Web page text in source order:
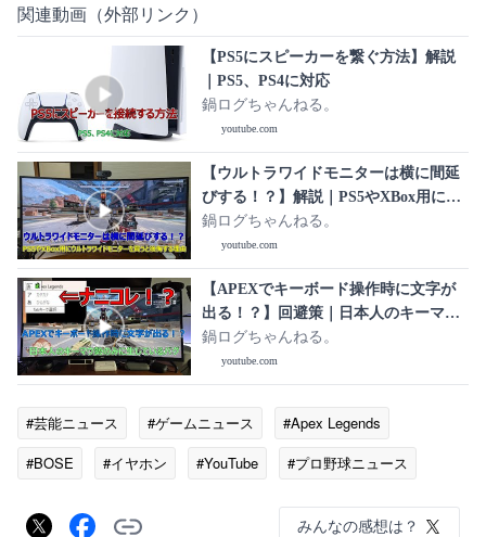
関連動画（外部リンク）
【PS5にスピーカーを繋ぐ方法】解説
｜PS5、PS4に対応
鍋ログちゃんねる。
youtube.com
【ウルトラワイドモニターは横に間延
びする！？】解説｜PS5やXBox用にウ
ルトラワイドモニターを買うと後悔す
る理由
鍋ログちゃんねる。
youtube.com
【APEXでキーボード操作時に文字が
出る！？】回避策｜日本人のキーマウ
勢のみに生じているバグ
鍋ログちゃんねる。
youtube.com
#芸能ニュース #ゲームニュース
#Apex Legends
#BOSE
#イヤホン #YouTube #プロ野球ニュース
みんなの感想は？